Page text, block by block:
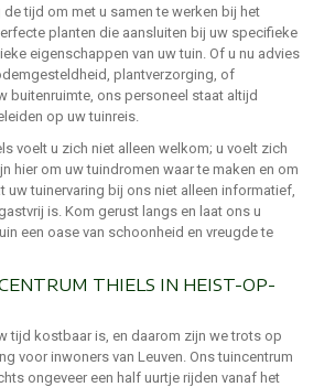
de tijd om met u samen te werken bij het
planten die aansluiten bij uw specifieke
eigenschappen van uw tuin. Of u nu advies
plantverzorging, of
buitenruimte, ons personeel staat altijd
op uw tuinreis.
voelt u zich niet alleen welkom; u voelt zich
hier om uw tuindromen waar te maken en om
uw tuinervaring bij ons niet alleen informatief,
is. Kom gerust langs en laat ons u
een oase van schoonheid en vreugde te
THIELS IN HEIST-OP-
tijd kostbaar is, en daarom zijn we trots op
voor inwoners van Leuven. Ons tuincentrum
ongeveer een half uurtje rijden vanaf het